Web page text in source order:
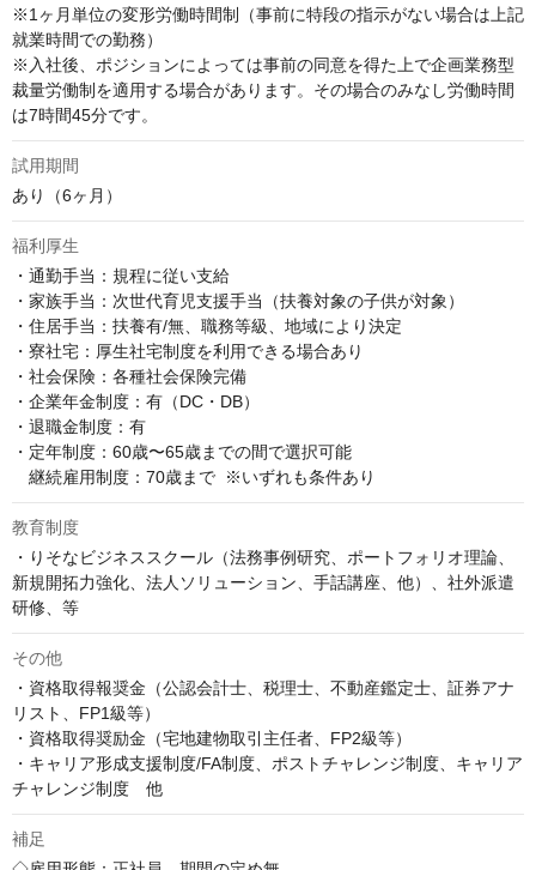
※1ヶ月単位の変形労働時間制（事前に特段の指示がない場合は上記
就業時間での勤務）
※入社後、ポジションによっては事前の同意を得た上で企画業務型
裁量労働制を適用する場合があります。その場合のみなし労働時間
は7時間45分です。
試用期間
あり（6ヶ月）
福利厚生
・通勤手当：規程に従い支給
・家族手当：次世代育児支援手当（扶養対象の子供が対象）
・住居手当：扶養有/無、職務等級、地域により決定
・寮社宅：厚生社宅制度を利用できる場合あり
・社会保険：各種社会保険完備
・企業年金制度：有（DC・DB）
・退職金制度：有
・定年制度：60歳〜65歳までの間で選択可能
継続雇用制度：70歳まで  ※いずれも条件あり
教育制度
・りそなビジネススクール（法務事例研究、ポートフォリオ理論、
新規開拓力強化、法人ソリューション、手話講座、他）、社外派遣
研修、等
その他
・資格取得報奨金（公認会計士、税理士、不動産鑑定士、証券アナ
リスト、FP1級等）
・資格取得奨励金（宅地建物取引主任者、FP2級等）
・キャリア形成支援制度/FA制度、ポストチャレンジ制度、キャリア
チャレンジ制度　他
補足